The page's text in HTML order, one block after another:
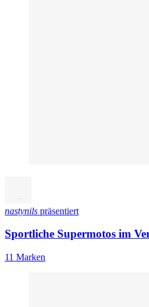
nastynils präsentiert
Sportliche Supermotos im
11 Marken